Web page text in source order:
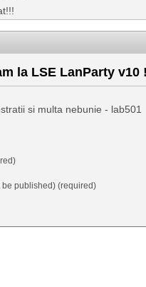
la LSE LanParty v10
si multa nebunie - lab501
be published) (required)